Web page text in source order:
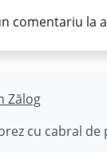
comentariu la
Zălog
cu cabral